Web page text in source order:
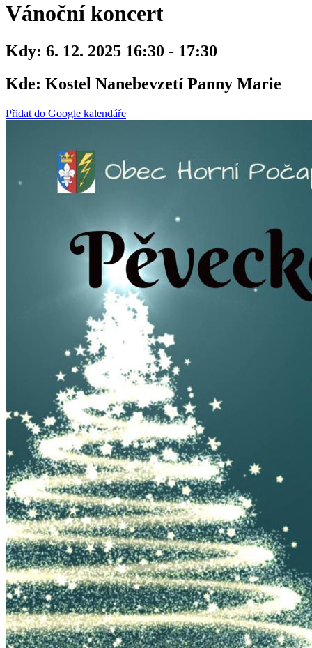
Vánoční koncert
Kdy: 6. 12. 2025 16:30 - 17:30
Kde: Kostel Nanebevzetí Panny Marie
Přidat do Google kalendáře